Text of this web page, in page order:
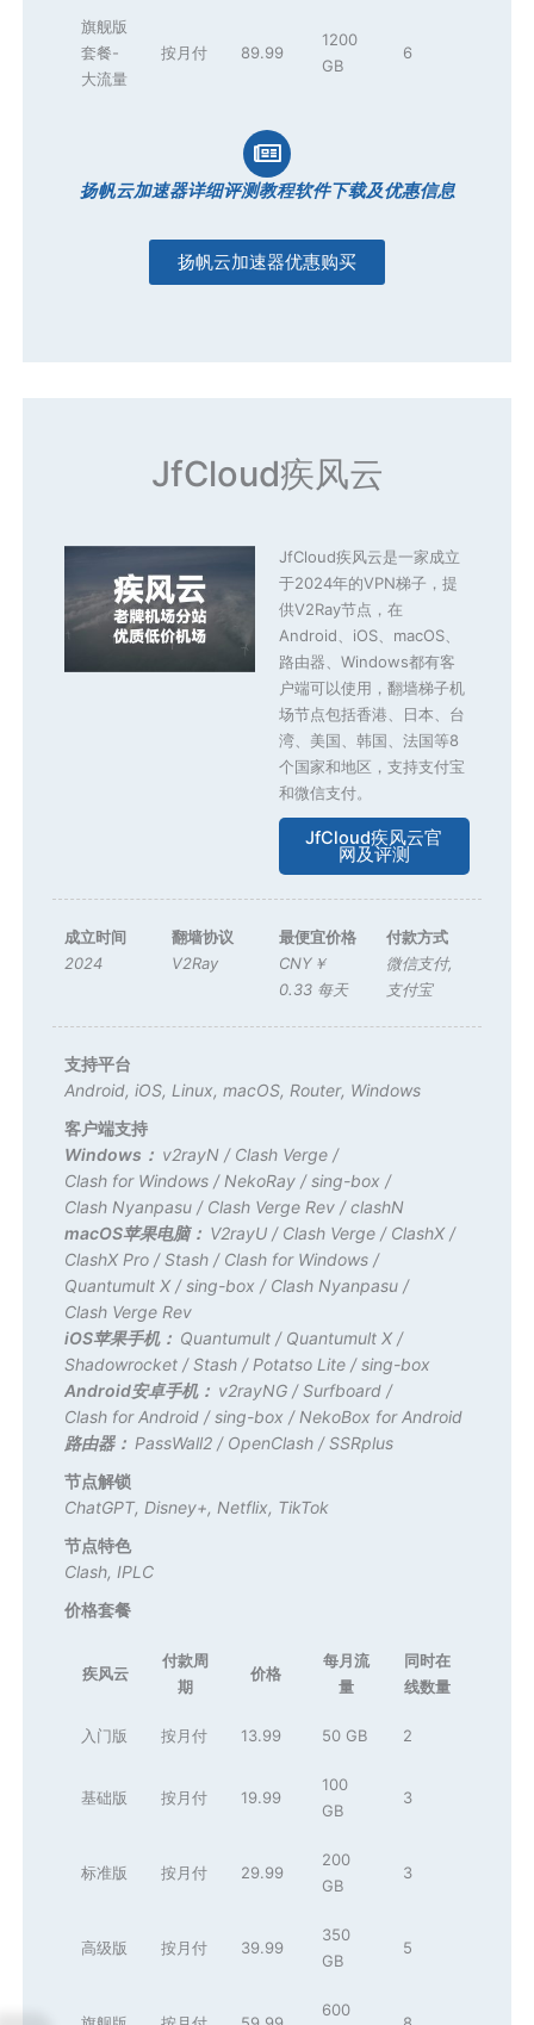
旗舰版
套餐-
大流量
按月付 89.99
1200
GB
6
扬帆云加速器详细评测教程软件下载及优惠信息
扬帆云加速器优惠购买
JfCloud疾风云
JfCloud疾风云是一家成立
于2024年的VPN梯子，提
供V2Ray节点，在
Android、iOS、macOS、
路由器、Windows都有客
户端可以使用，翻墙梯子机
场节点包括香港、日本、台
湾、美国、韩国、法国等8
个国家和地区，支持支付宝
和微信支付。
JfCloud疾风云官
网及评测
成立时间
2024
翻墙协议
V2Ray
最便宜价格
CNY￥
0.33 每天
付款方式
微信支付,
支付宝
支持平台
Android,iOS, Linux,macOS, Router, Windows
客户端支持
Windows： v2rayN / Clash Verge /
Clash for Windows / NekoRay /sing-box /
Clash Nyanpasu / Clash Verge Rev /clashN
macOS苹果电脑： V2rayU / Clash Verge / ClashX /
ClashX Pro /Stash / Clash for Windows /
Quantumult X /sing-box / Clash Nyanpasu /
Clash Verge Rev
iOS苹果手机： Quantumult / Quantumult X /
Shadowrocket /Stash / Potatso Lite /sing-box
Android安卓手机： v2rayNG /Surfboard /
Clash for Android /sing-box / NekoBox for Android
路由器： PassWall2 / OpenClash /SSRplus
节点解锁
ChatGPT, Disney+, Netflix, TikTok
节点特色
Clash, IPLC
价格套餐
疾风云
付款周
期
价格
每月流
量
同时在
线数量
入门版 按月付 13.99 50 GB 2
基础版 按月付 19.99
100
GB
3
标准版 按月付 29.99
200
GB
3
高级版 按月付 39.99
350
GB
5
600